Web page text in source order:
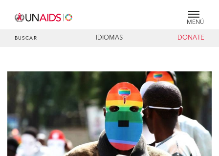
MENÚ
BUSCAR IDIOMAS DONATE